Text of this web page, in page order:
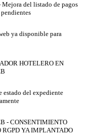
Mejora del listado de pagos
ya disponible para
HOTELERO EN
estado del expediente
- CONSENTIMIENTO
RGPD YA IMPLANTADO